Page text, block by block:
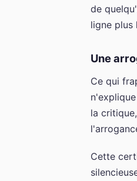
de
ligne plus
Une
Ce qui
la
Cette